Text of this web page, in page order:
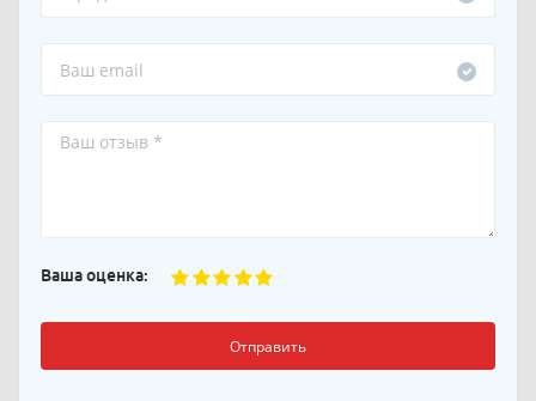
Ваша оценка:
Отправить